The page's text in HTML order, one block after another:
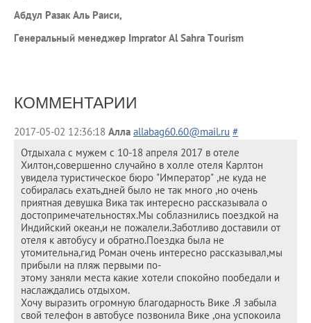
Абдул Разак Аль Раиси,
Генеральный менеджер Imprator Al Sahra Tourism
КОММЕНТАРИИ
2017-05-02 12:36:18 Алла allabag60.60@mail.ru #
Отдыхала с мужем с 10-18 апреля 2017 в отеле
Хилтон,совершенно случайно в холле отеля Карлтон
увидела туристическое бюро "Император" ,не куда не
собиралась ехать,дней было не так много ,но очень
приятная девушка Вика так интересно рассказывала о
достопримечательностях.Мы соблазнились поездкой на
Индийский океан,и не пожалели.Заботливо доставили от
отеля к автобусу и обратно.Поездка была не
утомительна,гид Роман очень интересно рассказывал,мы
прибыли на пляж первыми по-
этому заняли места какие хотели спокойно пообедали и
наслаждались отдыхом.
Хочу выразить огромную благодарность Вике .Я забыла
свой телефон в автобусе позвонила Вике ,она успокоила